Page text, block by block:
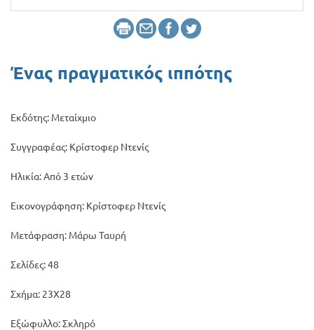
Ένας πραγματικός ιππότης
Εκδότης: Μεταίχμιο
Συγγραφέας: Κρίστοφερ Ντενίς
Ηλικία: Από 3 ετών
Εικονογράφηση: Κρίστοφερ Ντενίς
Μετάφραση: Μάρω Ταυρή
Σελίδες: 48
Σχήμα: 23Χ28
Εξώφυλλο: Σκληρό